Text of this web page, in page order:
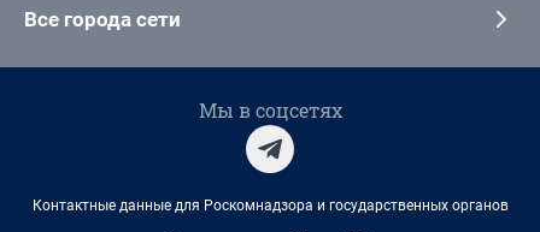
Все города сети
Мы в соцсетях
Контактные данные для Роскомнадзора и государственных органов